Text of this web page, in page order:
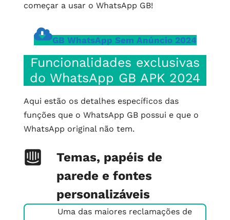
começar a usar o WhatsApp GB!
GB WhatsApp Sem Anúncio 2024
Funcionalidades exclusivas
do WhatsApp GB APK 2024
Aqui estão os detalhes específicos das
funções que o WhatsApp GB possui e que o
WhatsApp original não tem.
Temas, papéis de
parede e fontes
personalizáveis
Uma das maiores reclamações de